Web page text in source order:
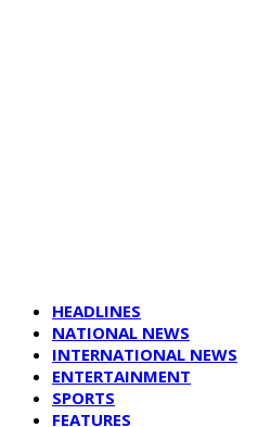
HEADLINES
NATIONAL NEWS
INTERNATIONAL NEWS
ENTERTAINMENT
SPORTS
FEATURES